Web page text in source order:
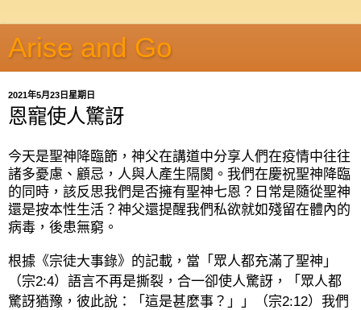
Arise and Go
2021年5月23日星期日
恩寵使人驚訝
今天是聖神降臨節，神父在講道中分享人們在疫情中往往
諸多憂慮、顧忌，人與人產生隔閡。我們在慶祝聖神降臨
的同時，該反思我們是否擁有聖神七恩？日常是隨從聖神
還是按本性生活？神父還提醒我們私欲就如殘留在體內的
病毒，後患無窮。
根據《宗徒大事錄》的記載，當「眾人都充滿了聖神」
（宗2:4）語言不再是撕裂，合一卻使人驚訝，「眾人都
驚訝猶豫，彼此說：「這是甚麼事？」」（宗2:12）我們